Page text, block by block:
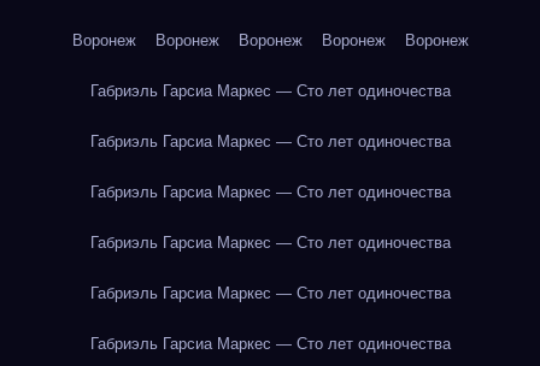
Воронеж Воронеж Воронеж Воронеж Воронеж
Габриэль Гарсиа Маркес — Сто лет одиночества
Габриэль Гарсиа Маркес — Сто лет одиночества
Габриэль Гарсиа Маркес — Сто лет одиночества
Габриэль Гарсиа Маркес — Сто лет одиночества
Габриэль Гарсиа Маркес — Сто лет одиночества
Габриэль Гарсиа Маркес — Сто лет одиночества